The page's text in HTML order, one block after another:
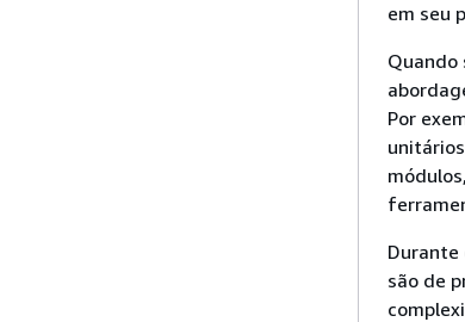
em seu
Por
Durante
são de